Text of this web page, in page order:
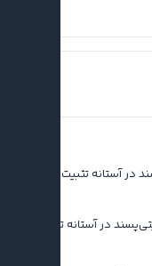
در آستانه تثبیت
در آستانه تثبیت